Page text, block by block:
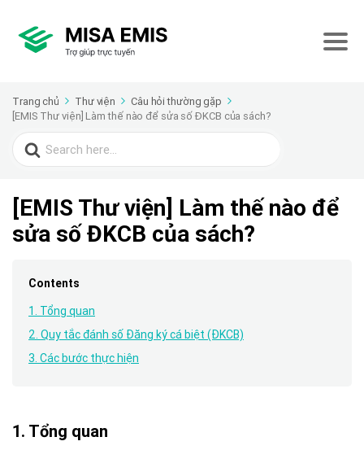
Trang chủ Thư viện
Câu hỏi thường gặp
[EMIS Thư viện] Làm thế nào để sửa số ĐKCB của sách?
Search
for:
[EMIS Thư viện] Làm thế nào để
sửa số ĐKCB của sách?
Contents
1. Tổng quan
2. Quy tắc đánh số Đăng ký cá biệt (ĐKCB)
3. Các bước thực hiện
1. Tổng quan